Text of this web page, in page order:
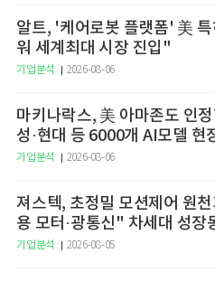
알트, '케어로봇 플랫폼' 美
워 세계최대 시장 진입"
기업분석 2026-08-06
마키나락스, 美 아마존도 인
성·현대 등 6000개 AI모델 현
기업분석 2026-08-06
져스텍, 초정밀 모션제어 원
용 모터·광통신" 차세대 성장
기업분석 2026-08-05